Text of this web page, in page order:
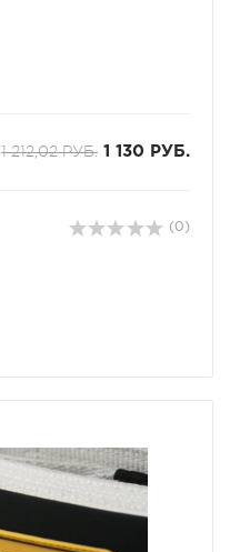
1 212,02 РУБ. 1 130 РУБ.
(0)